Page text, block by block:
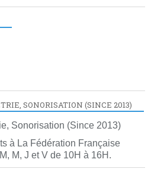
SONORISATION (SINCE 2013)
à La Fédération Française
M, J et V de 10H à 16H.